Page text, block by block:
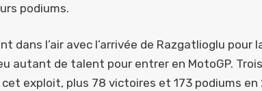
podiums.
dans l’air avec l’arrivée de Razgatlioglu pour
autant de talent pour entrer en MotoGP. Trois
exploit, plus 78 victoires et 173 podiums en